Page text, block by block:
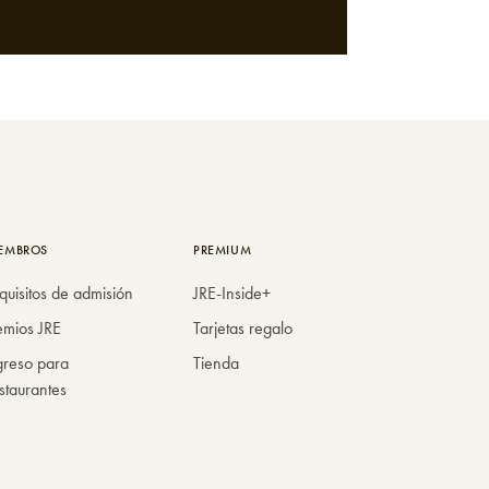
de admisión
JRE
para
PREMIUM
JRE-Inside+
Tarjetas regalo
Tienda